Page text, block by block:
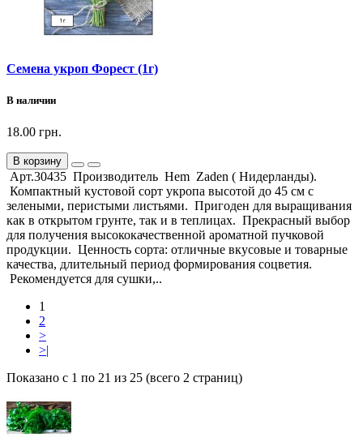
Семена укроп Форест (1г)
В наличии
18.00 грн.
В корзину
Арт.30435 Производитель Hem Zaden ( Нидерланды).
Компактный кустовой сорт укропа высотой до 45 см с
зелеными, перистыми листьями. Пригоден для выращивания
как в открытом грунте, так и в теплицах. Прекрасный выбор
для получения высококачественной ароматной пучковой
продукции. Ценность сорта: отличные вкусовые и товарные
качества, длительный период формирования соцветия.
Рекомендуется для сушки,..
1
2
>
>|
Показано с 1 по 21 из 25 (всего 2 страниц)